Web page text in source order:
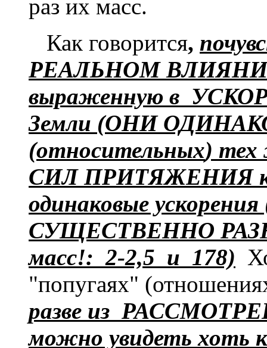
раз их масс.
Как говорится,
РЕАЛЬНОМ
выраженную в
Земли (ОНИ
(относительных)
СИЛПРИТЯЖЕНИЯ к
одинаковые
СУЩЕСТВЕННО
масс!: 2-2,5 и 178)
"попугаях"
разве из
можно увидеть хоть